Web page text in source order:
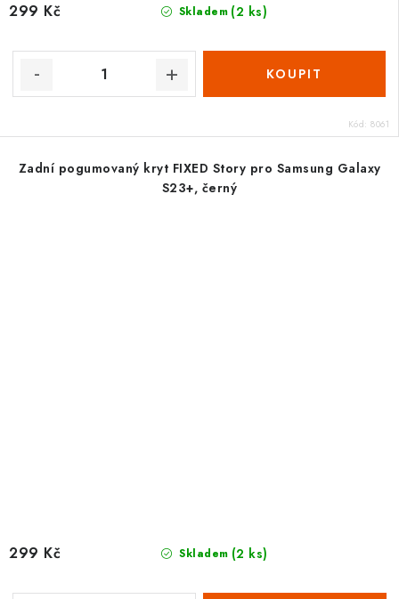
Skladem (2 ks)
299 Kč
Kód: 8061
Zadní pogumovaný kryt FIXED Story pro Samsung Galaxy
S23+, černý
Skladem (2 ks)
299 Kč